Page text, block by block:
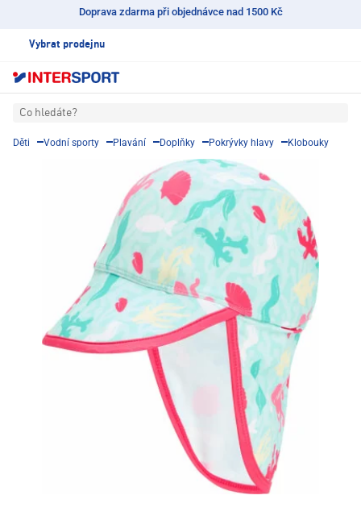
Doprava zdarma při objednávce nad 1500 Kč
Vybrat prodejnu
Co hledáte?
Děti Vodní sporty Plavání Doplňky Pokrývky hlavy Klobouky